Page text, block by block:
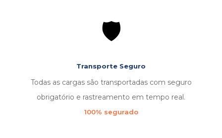
🛡️
Transporte Seguro
Todas as cargas são transportadas com seguro
obrigatório e rastreamento em tempo real.
100% segurado